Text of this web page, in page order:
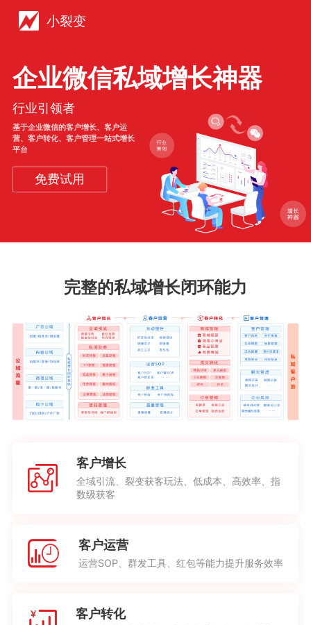
小裂变
企业微信私域增长神器
行业引领者
基于企业微信的客户增长、客户运
营、客户转化、客户管理一站式增长
平台
免费试用
完整的私域增长闭环能力
客户增长
全域引流、裂变获客玩法、低成本、高效率、指
数级获客
客户运营
运营SOP、群发工具、红包等能力提升服务效率
客户转化